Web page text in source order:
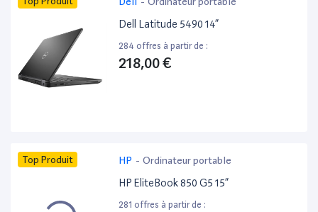
Dell Latitude 5490 14”
284 offres à partir de :
218,00 €
Top Produit HP - Ordinateur portable
HP EliteBook 850 G5 15”
281 offres à partir de :